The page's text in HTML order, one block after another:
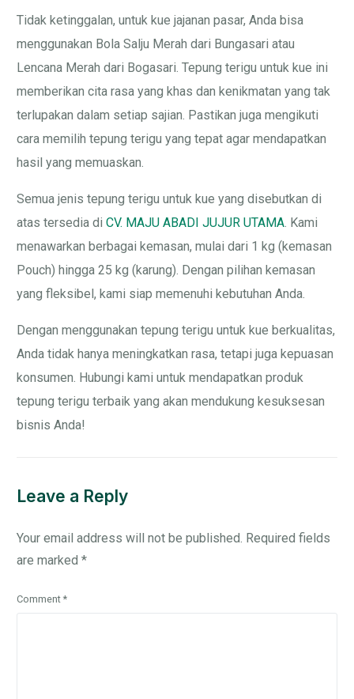
Tidak ketinggalan, untuk kue jajanan pasar, Anda bisa
menggunakan Bola Salju Merah dari Bungasari atau
Lencana Merah dari Bogasari. Tepung terigu untuk kue ini
memberikan cita rasa yang khas dan kenikmatan yang tak
terlupakan dalam setiap sajian. Pastikan juga mengikuti
cara memilih tepung terigu yang tepat agar mendapatkan
hasil yang memuaskan.
Semua jenis tepung terigu untuk kue yang disebutkan di
atas tersedia diCV. MAJU ABADI JUJUR UTAMA . Kami
menawarkan berbagai kemasan, mulai dari 1 kg (kemasan
Pouch) hingga 25 kg (karung). Dengan pilihan kemasan
yang fleksibel, kami siap memenuhi kebutuhan Anda.
Dengan menggunakan tepung terigu untuk kue berkualitas,
Anda tidak hanya meningkatkan rasa, tetapi juga kepuasan
konsumen. Hubungi kami untuk mendapatkan produk
tepung terigu terbaik yang akan mendukung kesuksesan
bisnis Anda!
Leave a Reply
Your email address will not be published. Required fields
are marked*
Comment*